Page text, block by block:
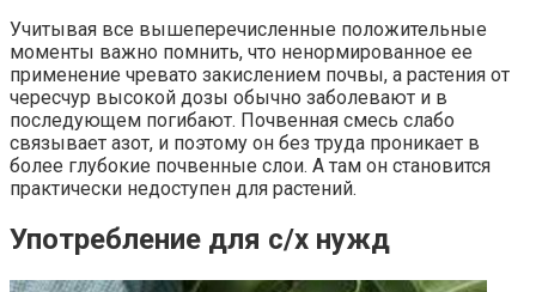
Учитывая все вышеперечисленные положительные
моменты важно помнить, что ненормированное ее
применение чревато закислением почвы, а растения от
чересчур высокой дозы обычно заболевают и в
последующем погибают. Почвенная смесь слабо
связывает азот, и поэтому он без труда проникает в
более глубокие почвенные слои. А там он становится
практически недоступен для растений.
Употребление для с/х нужд